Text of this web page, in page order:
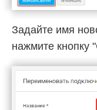
Задайте имя
нажмите кнопку